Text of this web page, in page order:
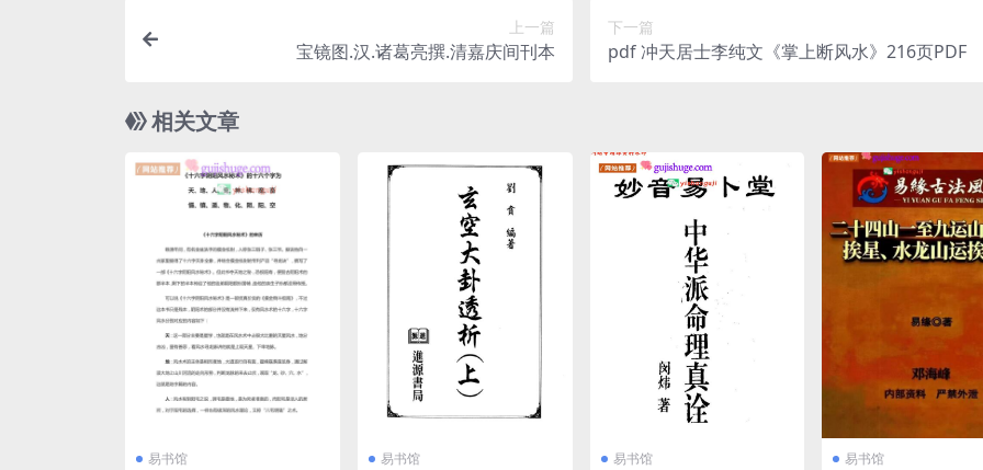
上一篇
宝镜图.汉.诸葛亮撰.清嘉庆间刊本
下一篇
pdf 冲天居士李纯文《掌上断风水》216页PDF
相关文章
易书馆 易书馆 易书馆 易书馆